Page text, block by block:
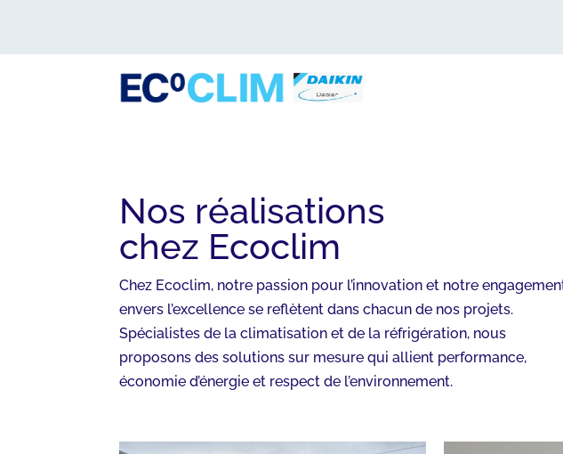
Nos réalisations
chez Ecoclim
Chez Ecoclim, notre passion pour l’innovation et notre
envers l’excellence se reflètent dans chacun de nos projets.
Spécialistes de la climatisation et de la réfrigération, nous
proposons des solutions sur mesure qui allient performance,
économie d’énergie et respect de l’environnement.